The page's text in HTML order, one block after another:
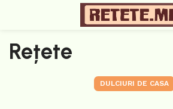
Rețete
DULCIURI DE CASA